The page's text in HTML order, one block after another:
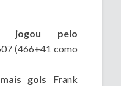
jogou pelo
(466+41 como
gols Frank